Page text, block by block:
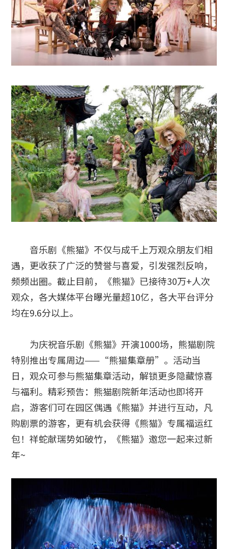
音乐剧《熊猫》不仅与成千上万观众朋友们相
遇，更收获了广泛的赞誉与喜爱，引发强烈反响，
频频出圈。截止目前，《熊猫》已接待30万+人次
观众，各大媒体平台曝光量超10亿，各大平台评分
均在9.6分以上。
为庆祝音乐剧《熊猫》开演1000场，熊猫剧院
特别推出专属周边——“熊猫集章册”。活动当
日，观众可参与熊猫集章活动，解锁更多隐藏惊喜
与福利。精彩预告：熊猫剧院新年活动也即将开
启，游客们可在园区偶遇《熊猫》并进行互动，凡
购剧票的游客，更有机会获得《熊猫》专属福运红
包！祥蛇献瑞势如破竹，《熊猫》邀您一起来过新
年~